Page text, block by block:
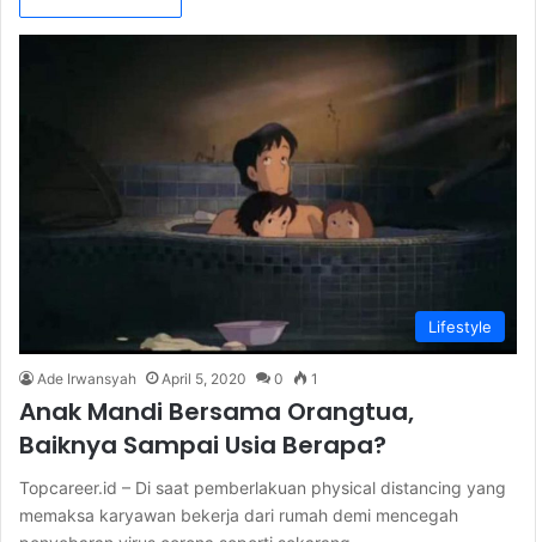
Lifestyle
Ade Irwansyah April 5, 2020 0 1
Anak Mandi Bersama Orangtua,
Baiknya Sampai Usia Berapa?
Topcareer.id – Di saat pemberlakuan physical distancing yang
memaksa karyawan bekerja dari rumah demi mencegah